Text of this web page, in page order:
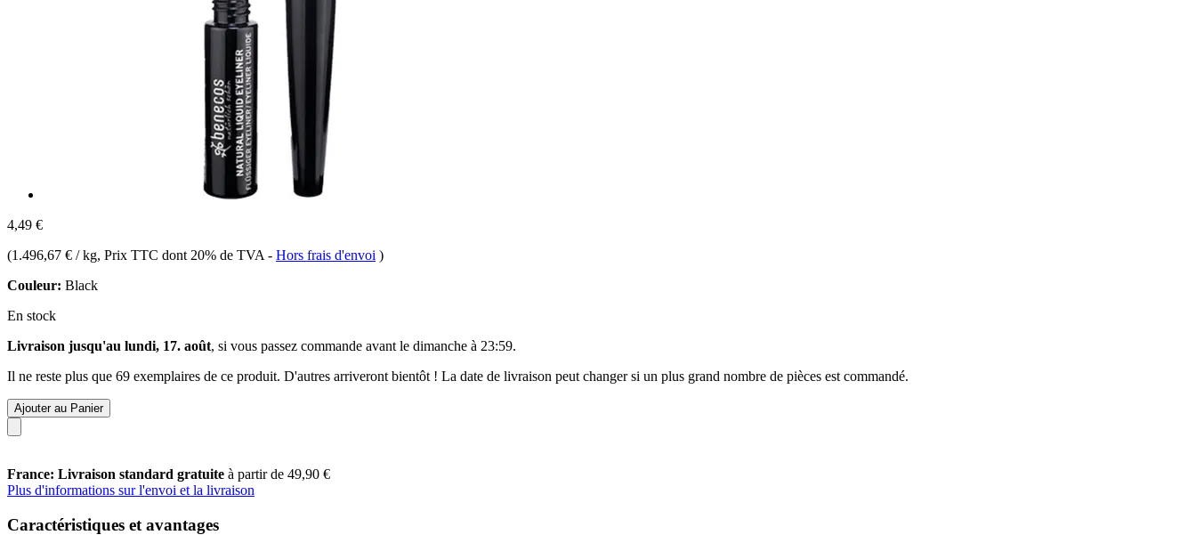
4,49 €
(1.496,67 € / kg, Prix TTC dont 20% de TVA - Hors frais d'envoi )
Couleur: Black
En stock
Livraison jusqu'au lundi, 17. août, si vous passez commande avant le dimanche à 23:59.
Il ne reste plus que 69 exemplaires de ce produit. D'autres arriveront bientôt ! La date de livraison peut changer si un plus grand nombre de pièces est commandé.
Ajouter au Panier
France: Livraison standard gratuite à partir de 49,90 €
Plus d'informations sur l'envoi et la livraison
Caractéristiques et avantages